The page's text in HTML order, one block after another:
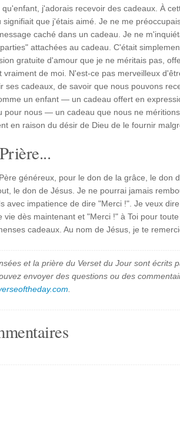
qu'enfant, j'adorais recevoir des cadeaux. À
signifiait que j'étais aimé. Je ne me
caché dans un cadeau. Je ne
attachées au cadeau. C'était
gratuite d'amour que je ne méritais pas,
vraiment de moi. N'est-ce pas merveilleux
ses cadeaux, de savoir que nous pouvons
un enfant — un cadeau offert en
pour nous — un cadeau que nous ne
en raison du désir de Dieu de le fournir
généreux, pour le don de la grâce, le don
le don de Jésus. Je ne pourrai jamais
avec impatience de dire "Merci !". Je veux
vie dès maintenant et "Merci !" à Toi pour
cadeaux. Au nom de Jésus, je te
et la prière du Verset du Jour sont écrits
envoyer des questions ou des